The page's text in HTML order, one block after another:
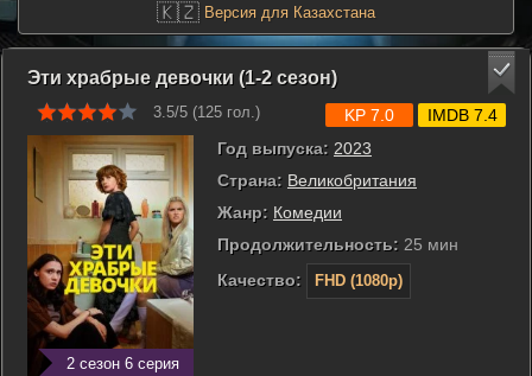
🇰🇿 Версия для Казахстана
Эти храбрые девочки (1-2 сезон)
3.5/5 (125 гол.)
2 сезон 6 серия
Год выпуска: 2023
Страна: Великобритания
Жанр: Комедии
Продолжительность: 25 мин
Качество:
FHD (1080p)
KP 7.0 IMDB 7.4